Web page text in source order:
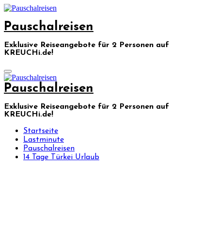
Skip
content
Pauschalreisen
Exklusive Reiseangebote für 2 Personen auf
KREUCHi.de!
Pauschalreisen
Exklusive Reiseangebote für 2 Personen auf
KREUCHi.de!
Startseite
Lastminute
Pauschalreisen
14 Tage Türkei Urlaub